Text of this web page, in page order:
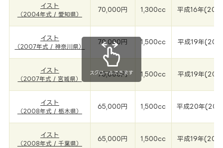
イスト
（2004年式 / 愛知県）
70,000円 1,300cc 平成16年
イスト
（2007年式 / 神奈川県）
70,000円 1,500cc 平成19年
イスト
（2007年式 / 宮城県）
70,000円 1,500cc 平成19年
イスト
（2008年式 / 栃木県）
65,000円 1,500cc 平成20年
イスト
（2008年式 / 千葉県）
65,000円 1,500cc 平成19年
スクロールできます